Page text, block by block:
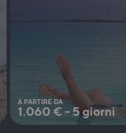
A PARTIRE DA
1.060 € - 5 giorni